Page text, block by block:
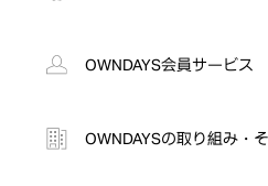
OWNDAYS会員サービス
OWNDAYSの取り組み・